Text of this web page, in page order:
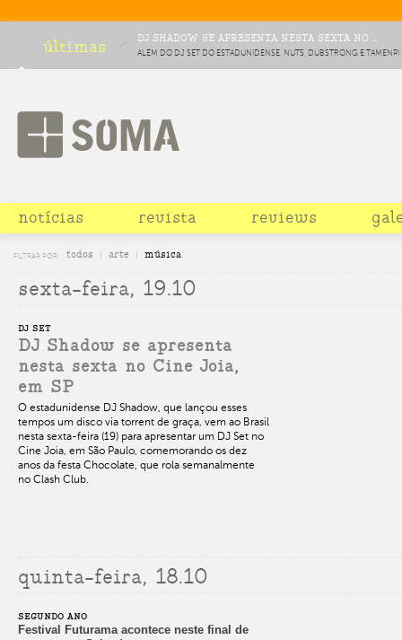
últimas DJ SHADOW SE APRESENTA NESTA SEXTA NO ...
ALÉM DO DJ SET DO ESTADUNIDENSE, NUTS, DUBSTRONG E TAMENPI
COMPLETAM O LINEUP DA COMEMORAÇÃO DE DEZ ANOS DA FESTA
notícias revista reviews
FILTRAR POR: todos arte música
sexta-feira, 19.10
DJ SET
DJ Shadow se apresenta
nesta sexta no Cine Joia,
em SP
O estadunidense DJ Shadow, que lançou esses
tempos um disco via torrent de graça, vem ao Brasil
nesta sexta-feira (19) para apresentar um DJ Set no
Cine Joia, em São Paulo, comemorando os dez
anos da festa Chocolate, que rola semanalmente
no Clash Club.
quinta-feira, 18.10
SEGUNDO ANO
Festival Futurama acontece neste final de